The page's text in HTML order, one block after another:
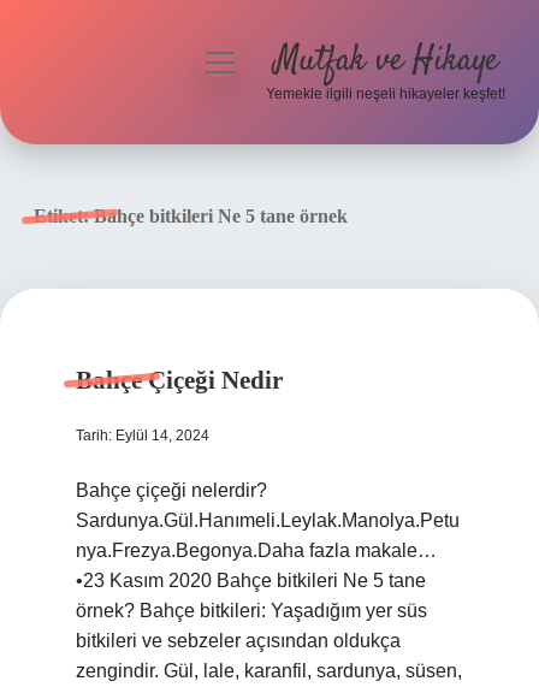
menüyüMutfak ve Hikaye
Yemekle ilgili neşeli hikayeler keşfet!
Etiket:Bahçe bitkileri Ne 5 tane örnek
Bahçe Çiçeği Nedir
Tarih: Eylül 14, 2024
Bahçe çiçeği nelerdir?
Sardunya.Gül.Hanımeli.Leylak.Manolya.Petu
nya.Frezya.Begonya.Daha fazla makale…
•23 Kasım 2020 Bahçe bitkileri Ne 5 tane
örnek? Bahçe bitkileri: Yaşadığım yer süs
bitkileri ve sebzeler açısından oldukça
zengindir. Gül, lale, karanfil, sardunya, süsen,